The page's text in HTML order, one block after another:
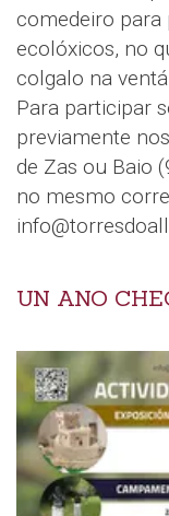
comedeiro para
ecolóxicos, no
colgalo na
Para participar
previamente
de Zas ou Baio
no mesmo
UN ANO